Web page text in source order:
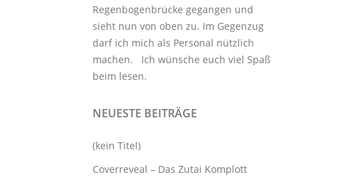
Regenbogenbrücke gegangen und
sieht nun von oben zu. Im Gegenzug
darf ich mich als Personal nützlich
machen. Ich wünsche euch viel Spaß
beim lesen.
NEUESTE BEITRÄGE
(kein Titel)
Coverreveal – Das Zutai Komplott